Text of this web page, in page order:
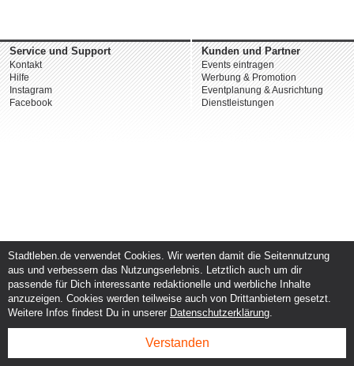
Service und Support
Kontakt
Hilfe
Instagram
Facebook
Kunden und Partner
Events eintragen
Werbung & Promotion
Eventplanung & Ausrichtung
Dienstleistungen
Stadtleben.de verwendet Cookies. Wir werten damit die Seitennutzung
aus und verbessern das Nutzungserlebnis. Letztlich auch um dir
passende für Dich interessante redaktionelle und werbliche Inhalte
anzuzeigen. Cookies werden teilweise auch von Drittanbietern gesetzt.
Weitere Infos findest Du in unserer Datenschutzerklärung.
Verstanden